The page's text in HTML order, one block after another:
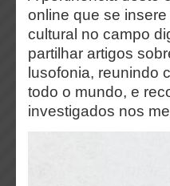
online que se
cultural no campo
partilhar artigos
lusofonia, reunindo
todo o mundo, e
investigados nos